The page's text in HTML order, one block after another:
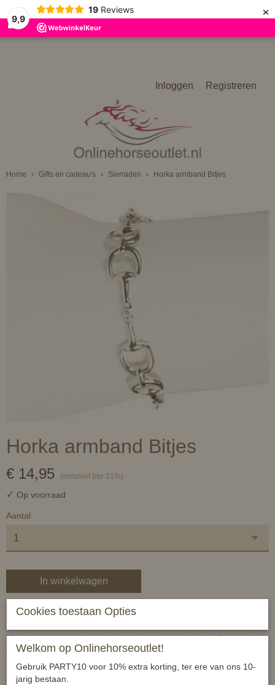
9,9
19 Reviews ×
Inloggen Registreren
Home › Gifts en cadeau's › Sierraden › Horka armband Bitjes
Horka armband Bitjes
€ 14,95 (inclusief btw 21%)
✓ Op voorraad
Aantal
In winkelwagen
Horka armband met bit
Met deze supermooie armband kan iedereen zien dat jij een echte
paarden-fan bent!
Kleur: zilver
Cookies toestaan Opties
Welkom op Onlinehorseoutlet!
Gebruik PARTY10 voor 10% extra korting, ter ere van ons 10-
jarig bestaan.